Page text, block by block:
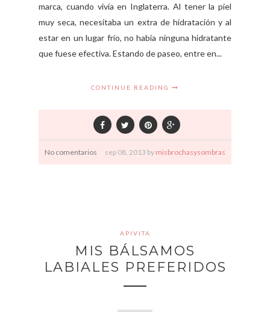
marca, cuando vivía en Inglaterra. Al tener la piel
muy seca, necesitaba un extra de hidratación y al
estar en un lugar frío, no había ninguna hidratante
que fuese efectiva. Estando de paseo, entre en...
CONTINUE READING
No comentarios sep 08, 2013 by misbrochasysombras
APIVITA
MIS BÁLSAMOS
LABIALES PREFERIDOS